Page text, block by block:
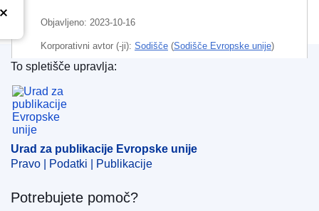
Objavljeno: 2023-10-16
Korporativni avtor (-ji): Sodišče (Sodišče Evropske unije)
obdelavi podatkov
zasebnosti
ELI : C/2023/125/oj
IMMC : DDP-C-0507-2023
Urad za publikacije Evropske unije
To spletišče upravlja:
Urad za publikacije Evropske unije
Pravo | Podatki | Publikacije
Potrebujete pomoč?